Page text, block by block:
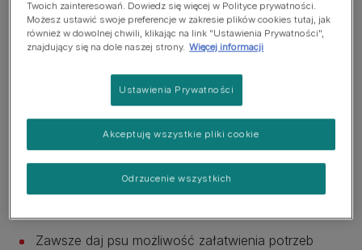
Jeśli to możliwe zacznij od razu, gdy tylko piesek pojawi
się w Twoim domu. Podczas gdy dla wielu psów bycie
samemu może być wyzwaniem, odpowiednie szkolenie
Oto kilka kroków, które możesz podjąć, aby pomóc
swojemu psu opanować sztukę bycia samemu w domu:
Szczenięta lubią rutynę. Ustal plan dnia, którego
będą przestrzegać również pozostali domownicy.
Zawsze daj psu możliwość załatwienia potrzeb
Twoich zainteresowań. Dowiedz się więcej w Polityce prywatności.
Możesz ustawić swoje preferencje w zakresie plików cookies tutaj, jak
również w dowolnej chwili, klikając na link "Ustawienia Prywatności",
znajdujący się na dole naszej strony. Więcej informacji
Ustawienia Prywatności
Odrzucenie wszystkich
Akceptuję wszystkie pliki cookie